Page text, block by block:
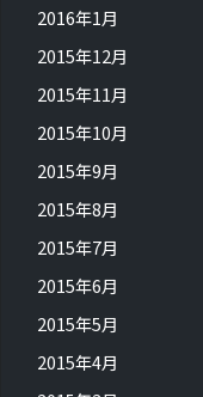
2016年1月
2015年12月
2015年11月
2015年10月
2015年9月
2015年8月
2015年7月
2015年6月
2015年5月
2015年4月